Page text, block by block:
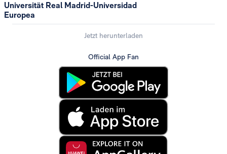
Universität Real Madrid-Universidad
Europea
Jetzt herunterladen
Official App Fan